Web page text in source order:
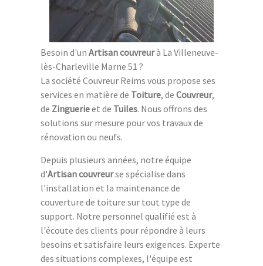
Besoin d'un Artisan couvreurà La Villeneuve-
lès-Charleville Marne 51 ?
La société Couvreur Reims vous propose ses
services en matière de Toiture, de Couvreur,
de Zinguerieet de Tuiles. Nous offrons des
solutions sur mesure pour vos travaux de
rénovation ou neufs.
Depuis plusieurs années, notre équipe
d'Artisan couvreurse spécialise dans
l'installation et la maintenance de
couverture de toiture sur tout type de
support. Notre personnel qualifié est à
l'écoute des clients pour répondre à leurs
besoins et satisfaire leurs exigences. Experte
des situations complexes, l'équipe est